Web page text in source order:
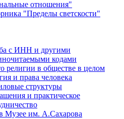
отношения"
"Пределы светскости"
с ИНН и другими
кодами
религии в обществе в целом
и права человека
структуры
и практическое
Музее им. А.Сахарова